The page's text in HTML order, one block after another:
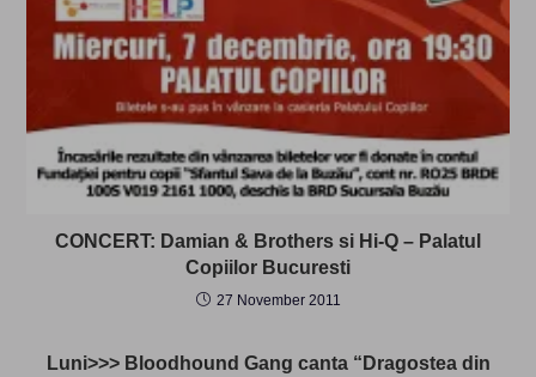
CONCERT: Damian & Brothers si Hi-Q – Palatul
Copiilor Bucuresti
27 November 2011
Luni>>> Bloodhound Gang canta “Dragostea din